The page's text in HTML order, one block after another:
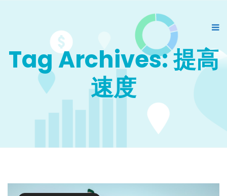
Tag Archives: 提高
速度